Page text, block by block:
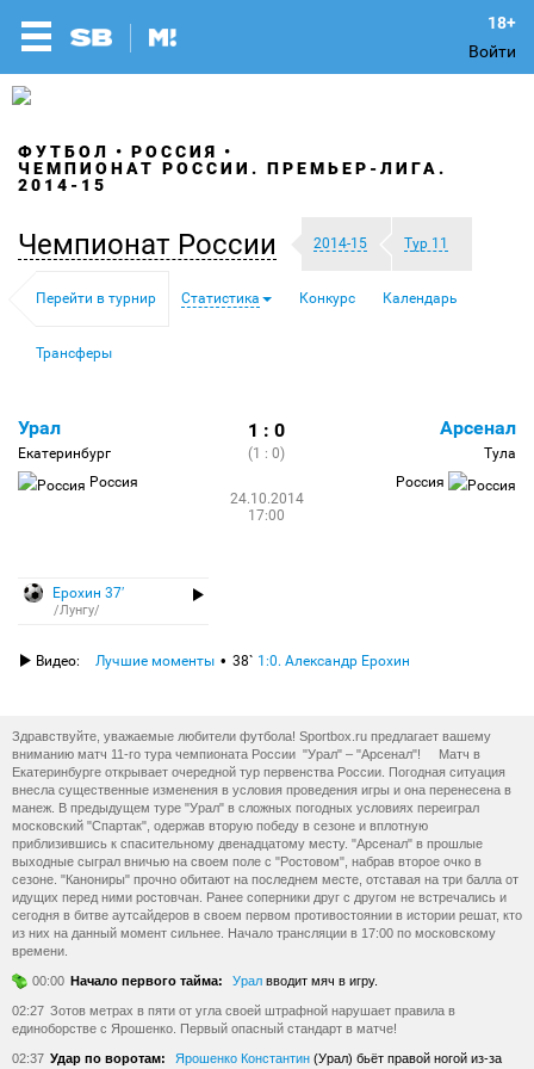
Войти
ФУТБОЛ
РОССИЯ
ЧЕМПИОНАТ РОССИИ. ПРЕМЬЕР-ЛИГА.
2014-15
Чемпионат России 2014-15 Тур 11
Перейти в турнир Статистика Конкурс Календарь
Трансферы
Урал
Екатеринбург
Россия
1 : 0
(1 : 0)
24.10.2014
17:00
Арсенал
Тула
Россия
Ерохин 37′
/Лунгу/
Видео: Лучшие моменты 38` 1:0. Александр Ерохин
Здравствуйте, уважаемые любители футбола! Sportbox.ru предлагает вашему
вниманию матч 11-го тура чемпионата России "Урал" – "Арсенал"! Матч в
Екатеринбурге открывает очередной тур первенства России. Погодная ситуация
внесла существенные изменения в условия проведения игры и она перенесена в
манеж. В предыдущем туре "Урал" в сложных погодных условиях переиграл
московский "Спартак", одержав вторую победу в сезоне и вплотную
приблизившись к спасительному двенадцатому месту. "Арсенал" в прошлые
выходные сыграл вничью на своем поле с "Ростовом", набрав второе очко в
сезоне. "Канониры" прочно обитают на последнем месте, отставая на три балла от
идущих перед ними ростовчан. Ранее соперники друг с другом не встречались и
сегодня в битве аутсайдеров в своем первом противостоянии в истории решат, кто
из них на данный момент сильнее. Начало трансляции в 17:00 по московскому
времени.
00:00 Начало первого тайма: Урал вводит мяч в игру.
02:27 Зотов метрах в пяти от угла своей штрафной нарушает правила в
единоборстве с Ярошенко. Первый опасный стандарт в матче!
02:37 Удар по воротам: Ярошенко Константин (Урал) бьёт правой ногой из-за